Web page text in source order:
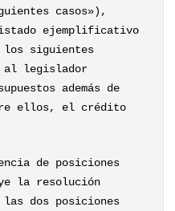
casos»),
ejemplificativo
los siguientes
al legislador
además de
ellos, el crédito
de posiciones
la resolución
las dos posiciones